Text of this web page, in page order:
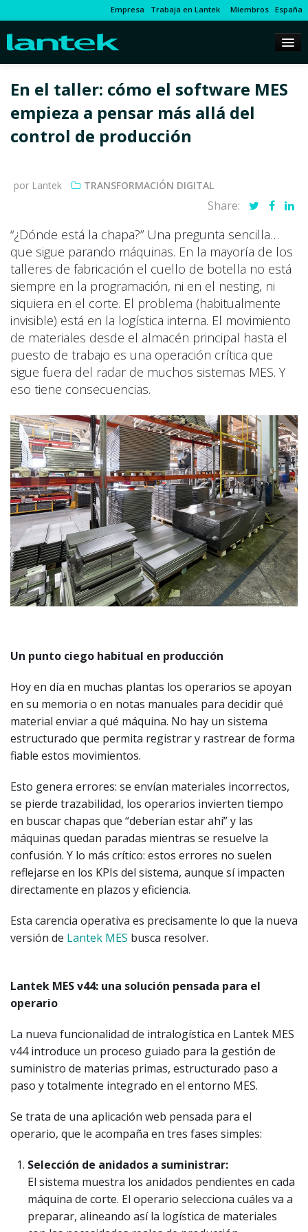
Empresa Trabaja en Lantek Miembros España
En el taller: cómo el software MES
empieza a pensar más allá del
control de producción
por Lantek TRANSFORMACIÓN DIGITAL
Share:
“¿Dónde está la chapa?” Una pregunta sencilla…
que sigue parando máquinas. En la mayoría de los
talleres de fabricación el cuello de botella no está
siempre en la programación, ni en el nesting, ni
siquiera en el corte. El problema (habitualmente
invisible) está en la logística interna. El movimiento
de materiales desde el almacén principal hasta el
puesto de trabajo es una operación crítica que
sigue fuera del radar de muchos sistemas MES. Y
eso tiene consecuencias.
Un punto ciego habitual en producción
Hoy en día en muchas plantas los operarios se apoyan
en su memoria o en notas manuales para decidir qué
material enviar a qué máquina. No hay un sistema
estructurado que permita registrar y rastrear de forma
fiable estos movimientos.
Esto genera errores: se envían materiales incorrectos,
se pierde trazabilidad, los operarios invierten tiempo
en buscar chapas que “deberían estar ahí” y las
máquinas quedan paradas mientras se resuelve la
confusión. Y lo más crítico: estos errores no suelen
reflejarse en los KPIs del sistema, aunque sí impacten
directamente en plazos y eficiencia.
Esta carencia operativa es precisamente lo que la nueva
versión de Lantek MES busca resolver.
Lantek MES v44: una solución pensada para el
operario
La nueva funcionalidad de intralogística en Lantek MES
v44 introduce un proceso guiado para la gestión de
suministro de materias primas, estructurado paso a
paso y totalmente integrado en el entorno MES.
Se trata de una aplicación web pensada para el
operario, que le acompaña en tres fases simples:
Selección de anidados a suministrar:
El sistema muestra los anidados pendientes en cada
máquina de corte. El operario selecciona cuáles va a
preparar, alineando así la logística de materiales